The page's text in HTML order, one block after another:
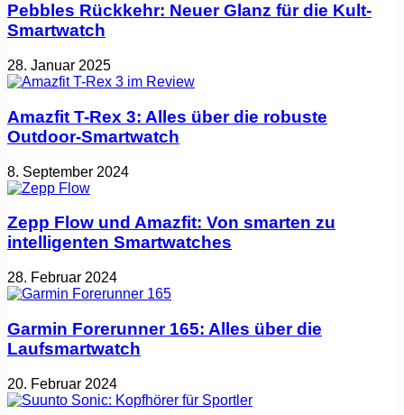
Pebbles Rückkehr: Neuer Glanz für die Kult-
Smartwatch
28. Januar 2025
Amazfit T-Rex 3: Alles über die robuste
Outdoor-Smartwatch
8. September 2024
Zepp Flow und Amazfit: Von smarten zu
intelligenten Smartwatches
28. Februar 2024
Garmin Forerunner 165: Alles über die
Laufsmartwatch
20. Februar 2024